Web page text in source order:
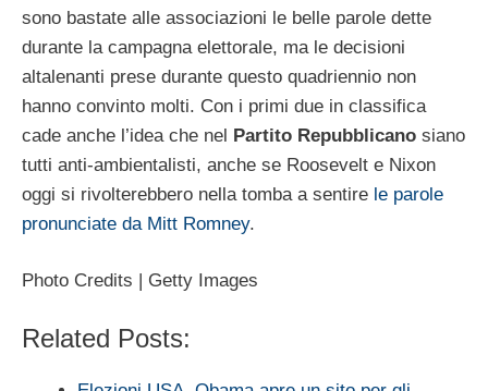
sono bastate alle associazioni le belle parole dette
durante la campagna elettorale, ma le decisioni
altalenanti prese durante questo quadriennio non
hanno convinto molti. Con i primi due in classifica
cade anche l’idea che nel Partito Repubblicano siano
tutti anti-ambientalisti, anche se Roosevelt e Nixon
oggi si rivolterebbero nella tomba a sentire le parole
pronunciate da Mitt Romney.
Photo Credits | Getty Images
Related Posts: